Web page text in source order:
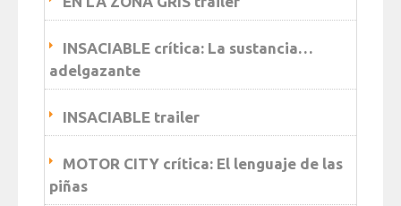
INSACIABLE crítica: La sustancia…
adelgazante
INSACIABLE trailer
MOTOR CITY crítica: El lenguaje de las
piñas